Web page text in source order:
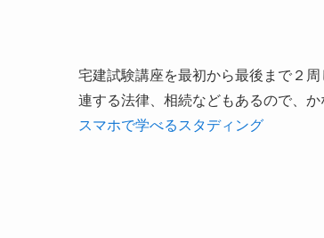
宅建試験講座を最初から最後まで２
連する法律、相続などもあるので、
スマホで学べるスタディング